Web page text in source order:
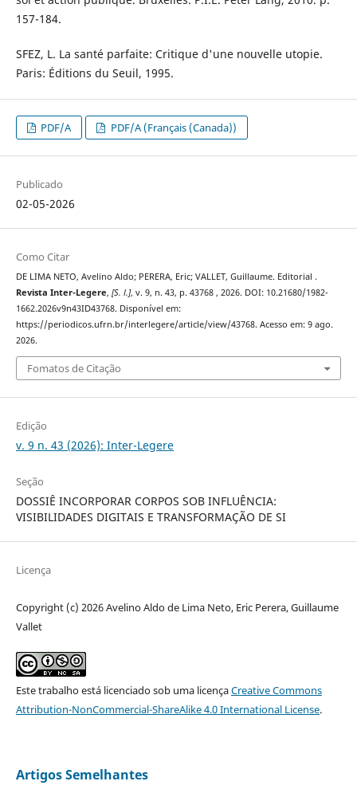
157-184.
SFEZ, L. La santé parfaite: Critique d'une nouvelle utopie.
Paris: Éditions du Seuil, 1995.
PDF/A PDF/A (Français (Canada))
Publicado
02-05-2026
Como Citar
DE LIMA NETO, Avelino Aldo; PERERA, Eric; VALLET, Guillaume. Editorial .
Revista Inter-Legere, [S. l.], v. 9, n. 43, p. 43768 , 2026. DOI: 10.21680/1982-
1662.2026v9n43ID43768. Disponível em:
https://periodicos.ufrn.br/interlegere/article/view/43768. Acesso em: 9 ago.
2026.
Fomatos de Citação
Edição
v. 9 n. 43 (2026): Inter-Legere
Seção
DOSSIÊ INCORPORAR CORPOS SOB INFLUÊNCIA:
VISIBILIDADES DIGITAIS E TRANSFORMAÇÃO DE SI
Licença
Copyright (c) 2026 Avelino Aldo de Lima Neto, Eric Perera, Guillaume
Vallet
Este trabalho está licenciado sob uma licençaCreative Commons
Attribution-NonCommercial-ShareAlike 4.0 International License.
Artigos Semelhantes